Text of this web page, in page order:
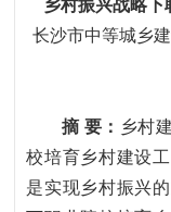
乡村振兴战略
长沙市中等城乡
摘 要： 乡村
校培育乡村建设
是实现乡村振兴